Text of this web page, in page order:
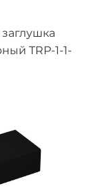
TRP-1-1-